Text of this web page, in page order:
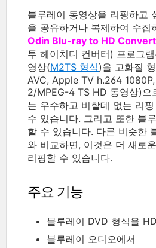
블루레이 동영상을 리핑하고
을 공유하거나 복제하여 수집
Odin Blu-ray to HD
투 헤이치디 컨버터) 프로그
영상(M2TS 형식)을 고화질
AVC, Apple TV h.264
2/MPEG-4 TS HD 동영상)으
는 우수하고 비할데 없는 리
수 있습니다. 그리고 또한 블
할 수 있습니다. 다른 비슷한
와 비교하면, 이것은 더 새로
리핑할 수 있습니다.
주요 기능
블루레이 DVD 형식을
블루레이 오디오에서